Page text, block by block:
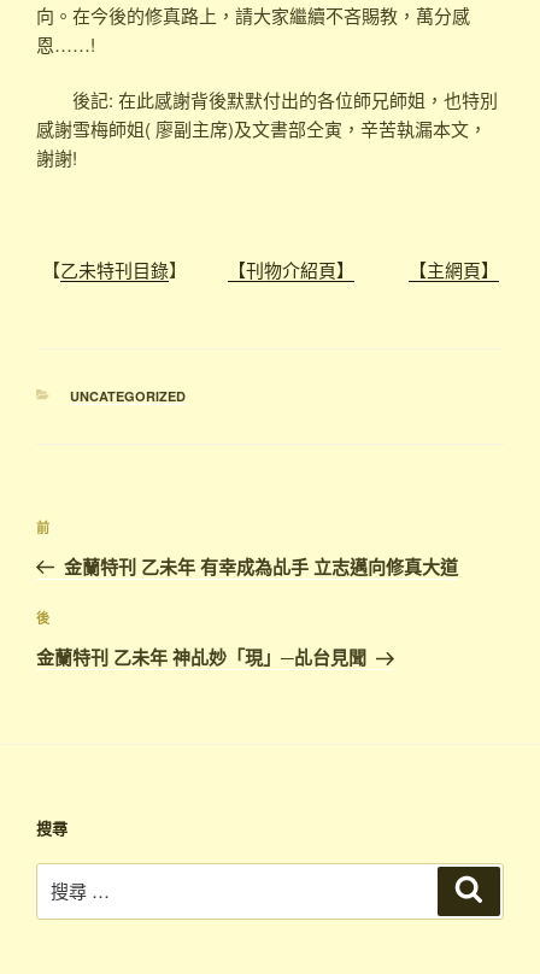
向。在今後的修真路上，請大家繼續不吝賜教，萬分感
恩……!
後記: 在此感謝背後默默付出的各位師兄師姐，也特別
感謝雪梅師姐( 廖副主席)及文書部仝寅，辛苦執漏本文，
謝謝!
【乙未特刊目錄】 【刊物介紹頁】 【主網頁】
分
UNCATEGORIZED
文
導
覽
上
一
篇
文
章
前
金蘭特刊 乙未年 有幸成為乩手 立志邁向修真大道
下
篇
文
後
金蘭特刊 乙未年 神乩妙「現」─乩台見聞
搜尋
尋：